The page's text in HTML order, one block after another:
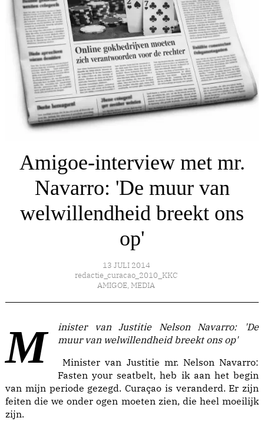
Amigoe-interview met mr.
Navarro: 'De muur van
welwillendheid breekt ons
op'
13 JULI 2014
redactie_curacao_2010_KKC
AMIGOE, MEDIA
Minister van Justitie Nelson Navarro: 'De
muur van welwillendheid breekt ons op'
Minister van Justitie mr. Nelson Navarro:
Fasten your seatbelt, heb ik aan het begin
van mijn periode gezegd. Curaçao is veranderd. Er zijn
feiten die we onder ogen moeten zien, die heel moeilijk
zijn.